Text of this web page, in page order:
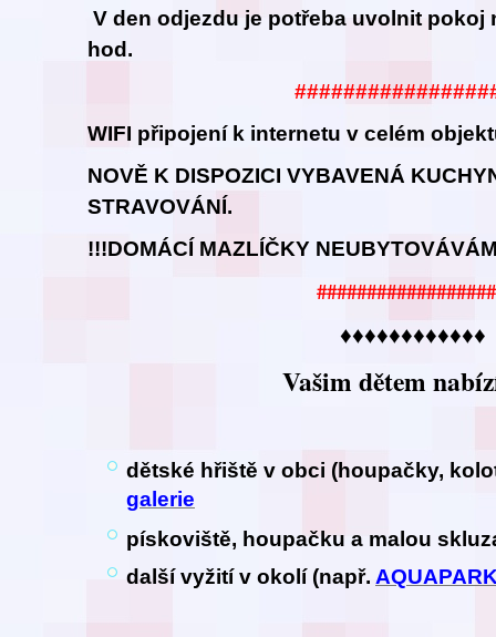
V den odjezdu je potřeba uvolnit pokoj
hod.
WIFI připojení k internetu v celém
NOVĚ K DISPOZICI VYBAVENÁ
STRAVOVÁNÍ.
!!!DOMÁCÍ MAZLÍČKY
♦♦♦♦♦♦♦♦♦♦♦♦
Vašim dětem
dětské hřiště v obci (houpačky,
galerie
pískoviště, houpačku a malou
další vyžití v okolí (např.